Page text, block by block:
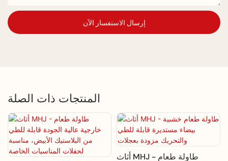
إرسال الاستفسار الآن
المنتجات ذات الصلة
أثاث MHJ - طاولة طعام